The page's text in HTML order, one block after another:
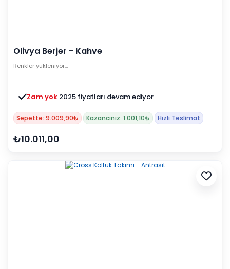
Olivya Berjer - Kahve
Renkler yükleniyor…
Zam yok 2025 fiyatları devam ediyor
Sepette: 9.009,90₺ Kazancınız: 1.001,10₺ Hızlı Teslimat
₺10.011,00